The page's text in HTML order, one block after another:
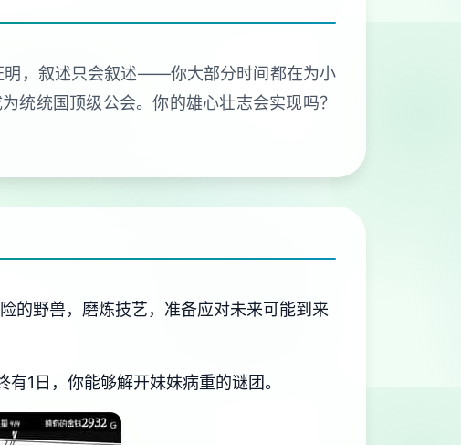
明，叙述只会叙述——你大部分时间都在为小
统国顶级公会。你的雄心壮志会实现吗？
的野兽，磨炼技艺，准备应对未来可能到来
1日，你能够解开妹妹病重的谜团。